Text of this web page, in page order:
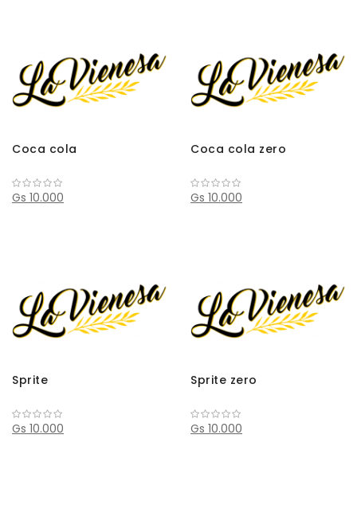
Coca cola
Gs 10.000
Coca cola zero
Gs 10.000
Sprite
Gs 10.000
Sprite zero
Gs 10.000